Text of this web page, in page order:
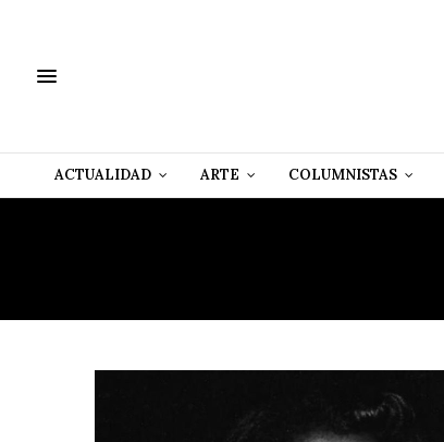
ACTUALIDAD ARTE COLUMNISTAS